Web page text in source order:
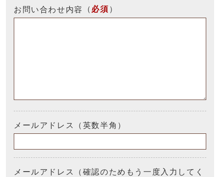
お問い合わせ内容 （ 必須 ）
メールアドレス（英数半角）
メールアドレス（確認のためもう一度入力してく